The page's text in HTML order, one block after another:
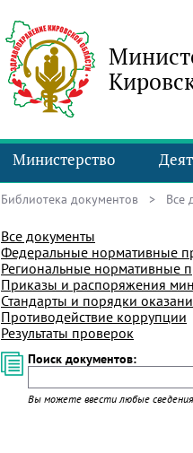
Министерство
Библиотека документов > Все
Все документы
Федеральные нормативные
Региональные нормативные
Приказы и распоряжения
Стандарты и порядки
Противодействие коррупции
Результаты проверок
Поиск документов:
Вы можете ввести любые